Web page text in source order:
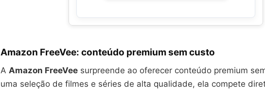
Amazon FreeVee: conteúdo premium sem custo
A Amazon FreeVee surpreende ao oferecer conteúdo premium
uma seleção de filmes e séries de alta qualidade, ela compete